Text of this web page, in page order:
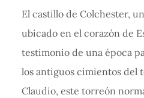
El castillo de Colchester,
ubicado en el corazón de
testimonio de una época
los antiguos cimientos del
Claudio, este torreón